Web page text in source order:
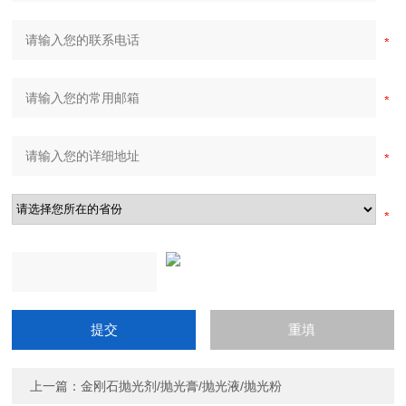
上一篇：金刚石抛光剂/抛光膏/抛光液/抛光粉